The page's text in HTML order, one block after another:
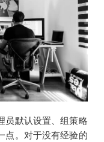
员默认设置、组策略
点。对于没有经验的